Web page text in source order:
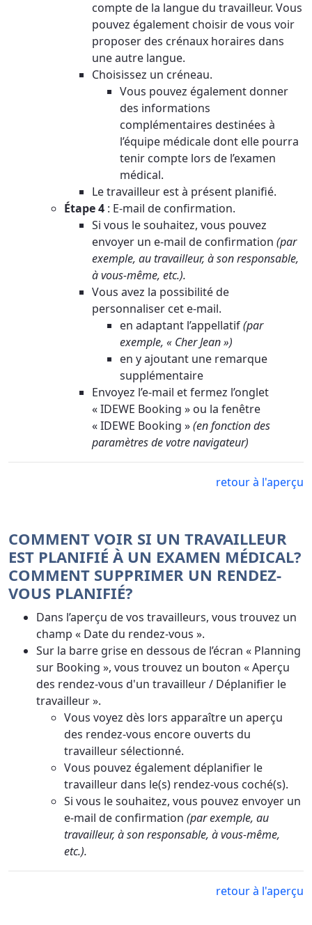
compte de la langue du travailleur. Vous
pouvez également choisir de vous voir
proposer des crénaux horaires dans
une autre langue.
Choisissez un créneau.
Vous pouvez également donner
des informations
complémentaires destinées à
l’équipe médicale dont elle pourra
tenir compte lors de l’examen
médical.
Le travailleur est à présent planifié.
Étape 4 : E-mail de confirmation.
Si vous le souhaitez, vous pouvez
envoyer un e-mail de confirmation (par
exemple, au travailleur, à son responsable,
à vous-même, etc.).
Vous avez la possibilité de
personnaliser cet e-mail.
en adaptant l’appellatif(par
exemple, « Cher Jean »)
en y ajoutant une remarque
supplémentaire
Envoyez l’e-mail et fermez l’onglet
« IDEWE Booking » ou la fenêtre
« IDEWE Booking »(en fonction des
paramètres de votre navigateur)
retour à l'aperçu
COMMENT VOIR SI UN TRAVAILLEUR
EST PLANIFIÉ À UN EXAMEN MÉDICAL?
COMMENT SUPPRIMER UN RENDEZ-
VOUS PLANIFIÉ?
Dans l’aperçu de vos travailleurs, vous trouvez un
champ « Date du rendez-vous ».
Sur la barre grise en dessous de l’écran « Planning
sur Booking », vous trouvez un bouton « Aperçu
des rendez-vous d'un travailleur / Déplanifier le
travailleur ».
Vous voyez dès lors apparaître un aperçu
des rendez-vous encore ouverts du
travailleur sélectionné.
Vous pouvez également déplanifier le
travailleur dans le(s) rendez-vous coché(s).
Si vous le souhaitez, vous pouvez envoyer un
e-mail de confirmation (par exemple, au
travailleur, à son responsable, à vous-même,
etc.).
retour à l'aperçu